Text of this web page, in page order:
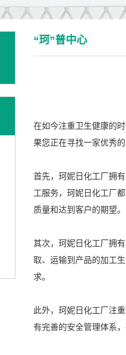
“珂”普中心
在如今注重卫生健康的
果您正在寻找一家优秀
首先，珂妮日化工厂拥
工服务，珂妮日化工厂
质量和达到客户的期望。
其次，珂妮日化工厂拥
取、运输到产品的加工
求。
此外，珂妮日化工厂注
有完善的安全管理体系